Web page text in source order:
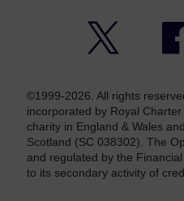
©1999-2026. All rights
incorporated by Royal
charity in England & Wales
Scotland (SC 038302). The
and regulated by the
to its secondary activity of